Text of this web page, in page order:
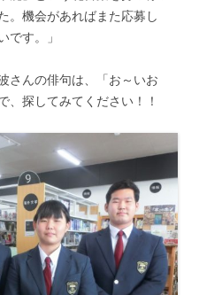
。機会があればまた応募し
です。」
さんの俳句は、「お～いお
、探してみてください！！